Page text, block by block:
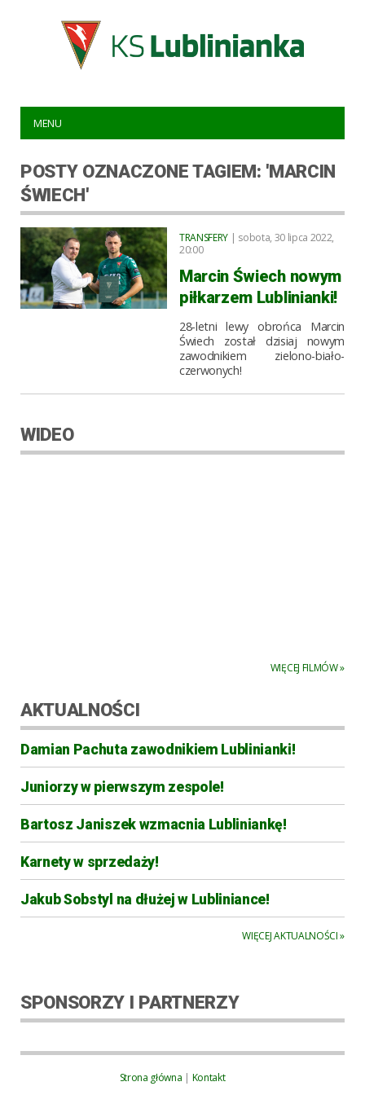
MENU
POSTY OZNACZONE TAGIEM: 'MARCIN
ŚWIECH'
TRANSFERY | sobota, 30 lipca 2022,
20:00
Marcin Świech nowym
piłkarzem Lublinianki!
28-letni lewy obrońca Marcin
Świech został dzisiaj nowym
zawodnikiem zielono-biało-
czerwonych!
WIDEO
WIĘCEJ FILMÓW »
AKTUALNOŚCI
Damian Pachuta zawodnikiem Lublinianki!
Juniorzy w pierwszym zespole!
Bartosz Janiszek wzmacnia Lubliniankę!
Karnety w sprzedaży!
Jakub Sobstyl na dłużej w Lubliniance!
WIĘCEJ AKTUALNOŚCI »
SPONSORZY I PARTNERZY
Strona główna | Kontakt